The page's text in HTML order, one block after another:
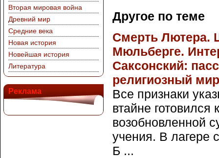
Вторая мировая война
Древний мир
Средние века
Новая история
Новейшая история
Литература
Реклама
Другое по теме
Смерть Лютера.
Мюльберге.
Саксонский:
религиозный
Все признаки
втайне
возобновленной
учения. В лагере
Б ...